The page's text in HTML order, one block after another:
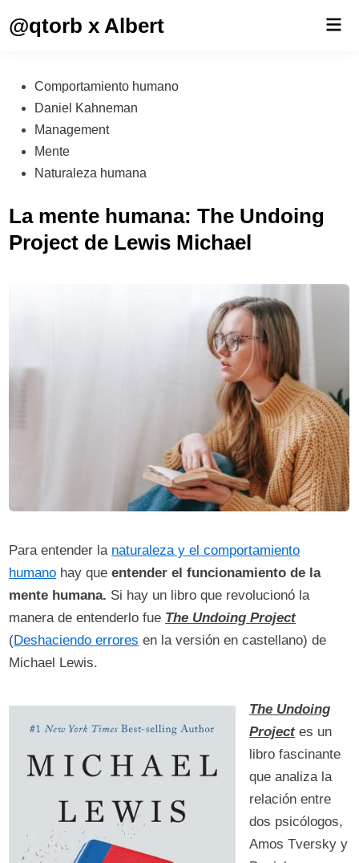
@qtorb x Albert
Publicado
en
Comportamiento humano
Daniel Kahneman
Management
Mente
Naturaleza humana
La mente humana: The Undoing
Project de Lewis Michael
Para entender la naturaleza y el comportamiento
humano hay queentender el funcionamiento de la
mente humana. Si hay un libro que revolucionó la
manera de entenderlo fue The Undoing Project
(Deshaciendo errores en la versión en castellano) de
Michael Lewis.
The Undoing
Projectes un
libro fascinante
que analiza la
relación entre
dos psicólogos,
Amos Tversky y